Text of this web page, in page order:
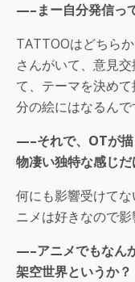
—–まー自分発信っ
TATTOOはどちら
さんがいて、意見
て、テーマを決め
分の絵にはなるん
—–それで、OTが描
物凄い独特な感じだ
何にも影響受けて
ニメは好きなので
—–アニメでもなん
架空世界というか？